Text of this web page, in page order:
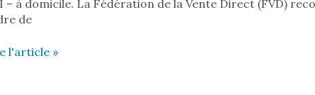
– à domicile. La Fédération de la Vente Direct (FVD)
de
l'article »